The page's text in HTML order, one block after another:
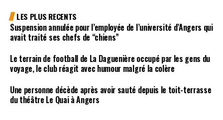
LES PLUS RECENTS
Suspension annulée pour l’employée de l’université d’Angers qui
avait traité ses chefs de “chiens”
Le terrain de football de La Daguenière occupé par les gens du
voyage, le club réagit avec humour malgré la colère
Une personne décède après avoir sauté depuis le toit-terrasse
du théâtre Le Quai à Angers